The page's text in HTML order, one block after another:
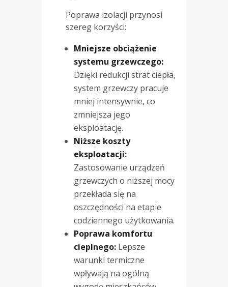
Poprawa izolacji przynosi
szereg korzyści:
Mniejsze obciążenie
systemu grzewczego:
Dzięki redukcji strat ciepła,
system grzewczy pracuje
mniej intensywnie, co
zmniejsza jego
eksploatację.
Niższe koszty
eksploatacji:
Zastosowanie urządzeń
grzewczych o niższej mocy
przekłada się na
oszczędności na etapie
codziennego użytkowania.
Poprawa komfortu
cieplnego: Lepsze
warunki termiczne
wpływają na ogólną